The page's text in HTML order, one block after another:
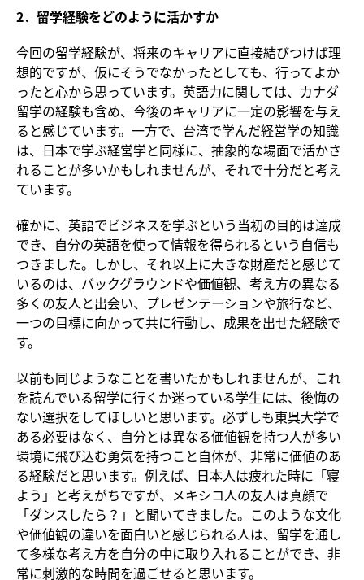
2．留学経験をどのように活かすか
今回の留学経験が、将来のキャリアに直接結びつけば理
想的ですが、仮にそうでなかったとしても、行ってよか
ったと心から思っています。英語力に関しては、カナダ
留学の経験も含め、今後のキャリアに一定の影響を与え
ると感じています。一方で、台湾で学んだ経営学の知識
は、日本で学ぶ経営学と同様に、抽象的な場面で活かさ
れることが多いかもしれませんが、それで十分だと考え
ています。
確かに、英語でビジネスを学ぶという当初の目的は達成
でき、自分の英語を使って情報を得られるという自信も
つきました。しかし、それ以上に大きな財産だと感じて
いるのは、バックグラウンドや価値観、考え方の異なる
多くの友人と出会い、プレゼンテーションや旅行など、
一つの目標に向かって共に行動し、成果を出せた経験で
す。
以前も同じようなことを書いたかもしれませんが、これ
を読んでいる留学に行くか迷っている学生には、後悔の
ない選択をしてほしいと思います。必ずしも東呉大学で
ある必要はなく、自分とは異なる価値観を持つ人が多い
環境に飛び込む勇気を持つこと自体が、非常に価値のあ
る経験だと思います。例えば、日本人は疲れた時に「寝
よう」と考えがちですが、メキシコ人の友人は真顔で
「ダンスしたら？」と聞いてきました。このような文化
や価値観の違いを面白いと感じられる人は、留学を通し
て多様な考え方を自分の中に取り入れることができ、非
常に刺激的な時間を過ごせると思います。